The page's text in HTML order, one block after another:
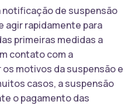
notificação de suspensão
agir rapidamente para
primeiras medidas a
contato com a
motivos da suspensão e
casos, a suspensão
o pagamento das